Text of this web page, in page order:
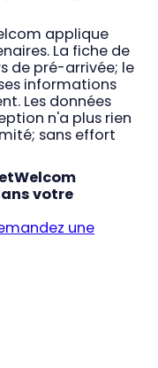
applique
La fiche de
de pré-arrivée; le
informations
Les données
n'a plus rien
sans effort
votre
une